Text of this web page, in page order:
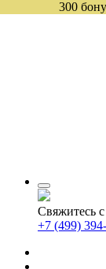
Свяжитесь
+7 (499)
300